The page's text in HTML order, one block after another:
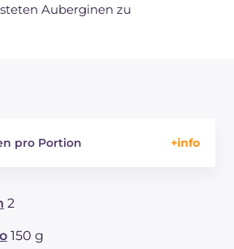
Auberginen zu
pro Portion
2
150 g